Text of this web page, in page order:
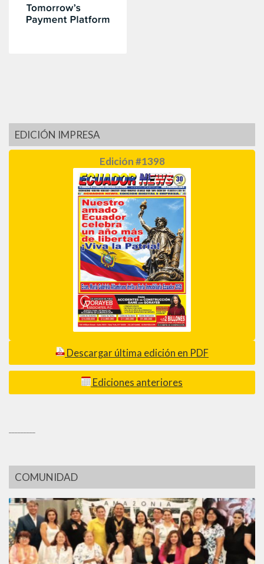
EDICIÓN IMPRESA
Edición #1398
Descargar última edición en PDF
Ediciones anteriores
COMUNIDAD